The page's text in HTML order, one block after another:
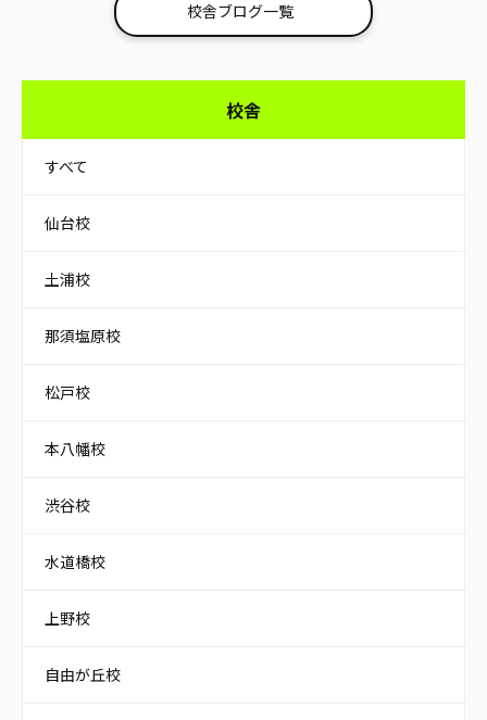
校舎ブログ一覧
校舎
すべて
仙台校
土浦校
那須塩原校
松戸校
本八幡校
渋谷校
水道橋校
上野校
自由が丘校